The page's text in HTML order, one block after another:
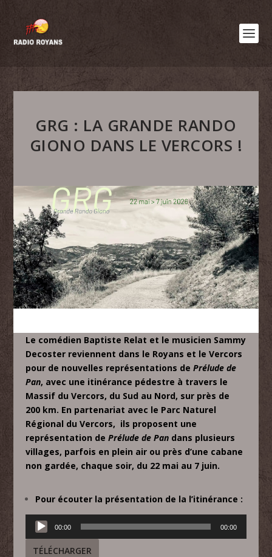
GRG : LA GRANDE RANDO
GIONO DANS LE VERCORS !
Le comédien Baptiste Relat et le musicien Sammy
Decoster reviennent dans le Royans et le Vercors
pour de nouvelles représentations dePrélude de
Pan, avec une itinérance pédestre à travers le
Massif du Vercors, du Sud au Nord, sur près de
200 km. En partenariat avec le Parc Naturel
Régional du Vercors, ils proposent une
représentation de Prélude de Pan dans plusieurs
villages, parfois en plein air ou près d’une cabane
non gardée, chaque soir, du 22 mai au 7 juin.
Pour écouter la présentation de la l’itinérance :
Lecteur
audio
00:00 00:00
TÉLÉCHARGER